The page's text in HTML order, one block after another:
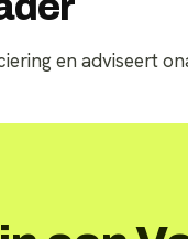
en adviseert